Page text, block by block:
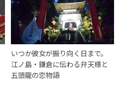
いつか彼女が振り向く日まで。
江ノ島・鎌倉に伝わる弁天様と
五頭龍の恋物語